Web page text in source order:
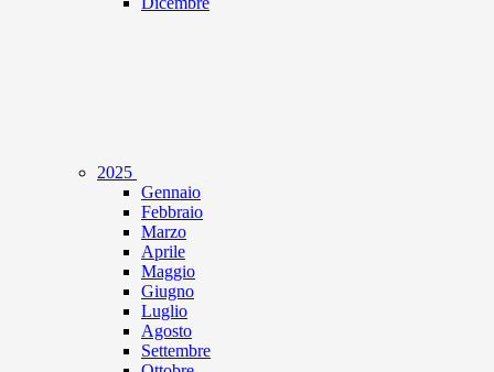
2025
Gennaio
Febbraio
Marzo
Aprile
Maggio
Giugno
Luglio
Agosto
Settembre